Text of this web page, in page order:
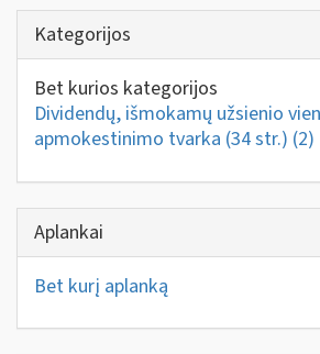
Kategorijos
Bet kurios kategorijos
Dividendų, išmokamų užsienio
apmokestinimo tvarka (34 str.) (2)
Aplankai
Bet kurį aplanką